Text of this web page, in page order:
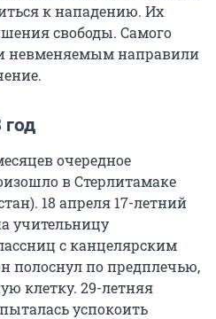
к нападению. Их
свободы. Самого
невменяемым направили
год
очередное
в Стерлитамаке
18 апреля 17-летний
учительницу
с канцелярским
полоснул по предплечью,
клетку. 29-летняя
успокоить